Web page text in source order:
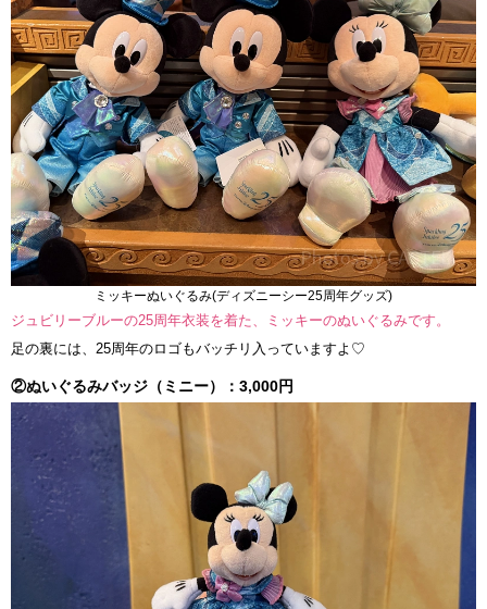
ミッキーぬいぐるみ(ディズニーシー25周年グッズ)
ジュビリーブルーの25周年衣装を着た、ミッキーのぬいぐるみです。
足の裏には、25周年のロゴもバッチリ入っていますよ♡
②ぬいぐるみバッジ（ミニー）：3,000円